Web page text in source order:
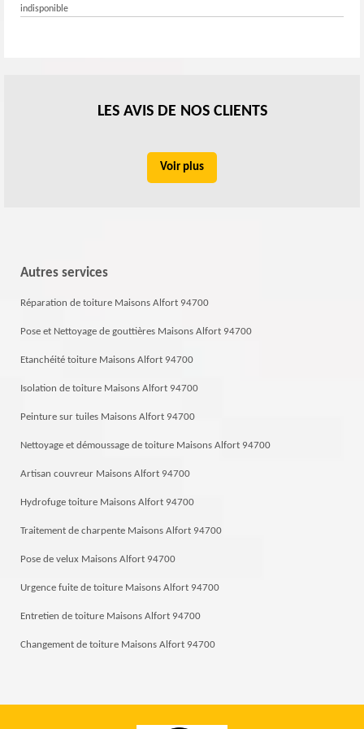
indisponible
LES AVIS DE NOS CLIENTS
Voir plus
Autres services
Réparation de toiture Maisons Alfort 94700
Pose et Nettoyage de gouttières Maisons Alfort 94700
Etanchéité toiture Maisons Alfort 94700
Isolation de toiture Maisons Alfort 94700
Peinture sur tuiles Maisons Alfort 94700
Nettoyage et démoussage de toiture Maisons Alfort 94700
Artisan couvreur Maisons Alfort 94700
Hydrofuge toiture Maisons Alfort 94700
Traitement de charpente Maisons Alfort 94700
Pose de velux Maisons Alfort 94700
Urgence fuite de toiture Maisons Alfort 94700
Entretien de toiture Maisons Alfort 94700
Changement de toiture Maisons Alfort 94700